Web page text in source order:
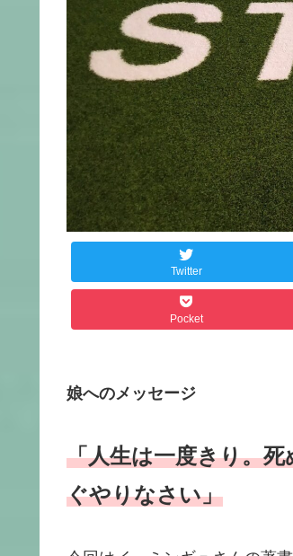
Twitter
Pocket
娘へのメッセージ
「人生は一度きり。
ぐやりなさい」